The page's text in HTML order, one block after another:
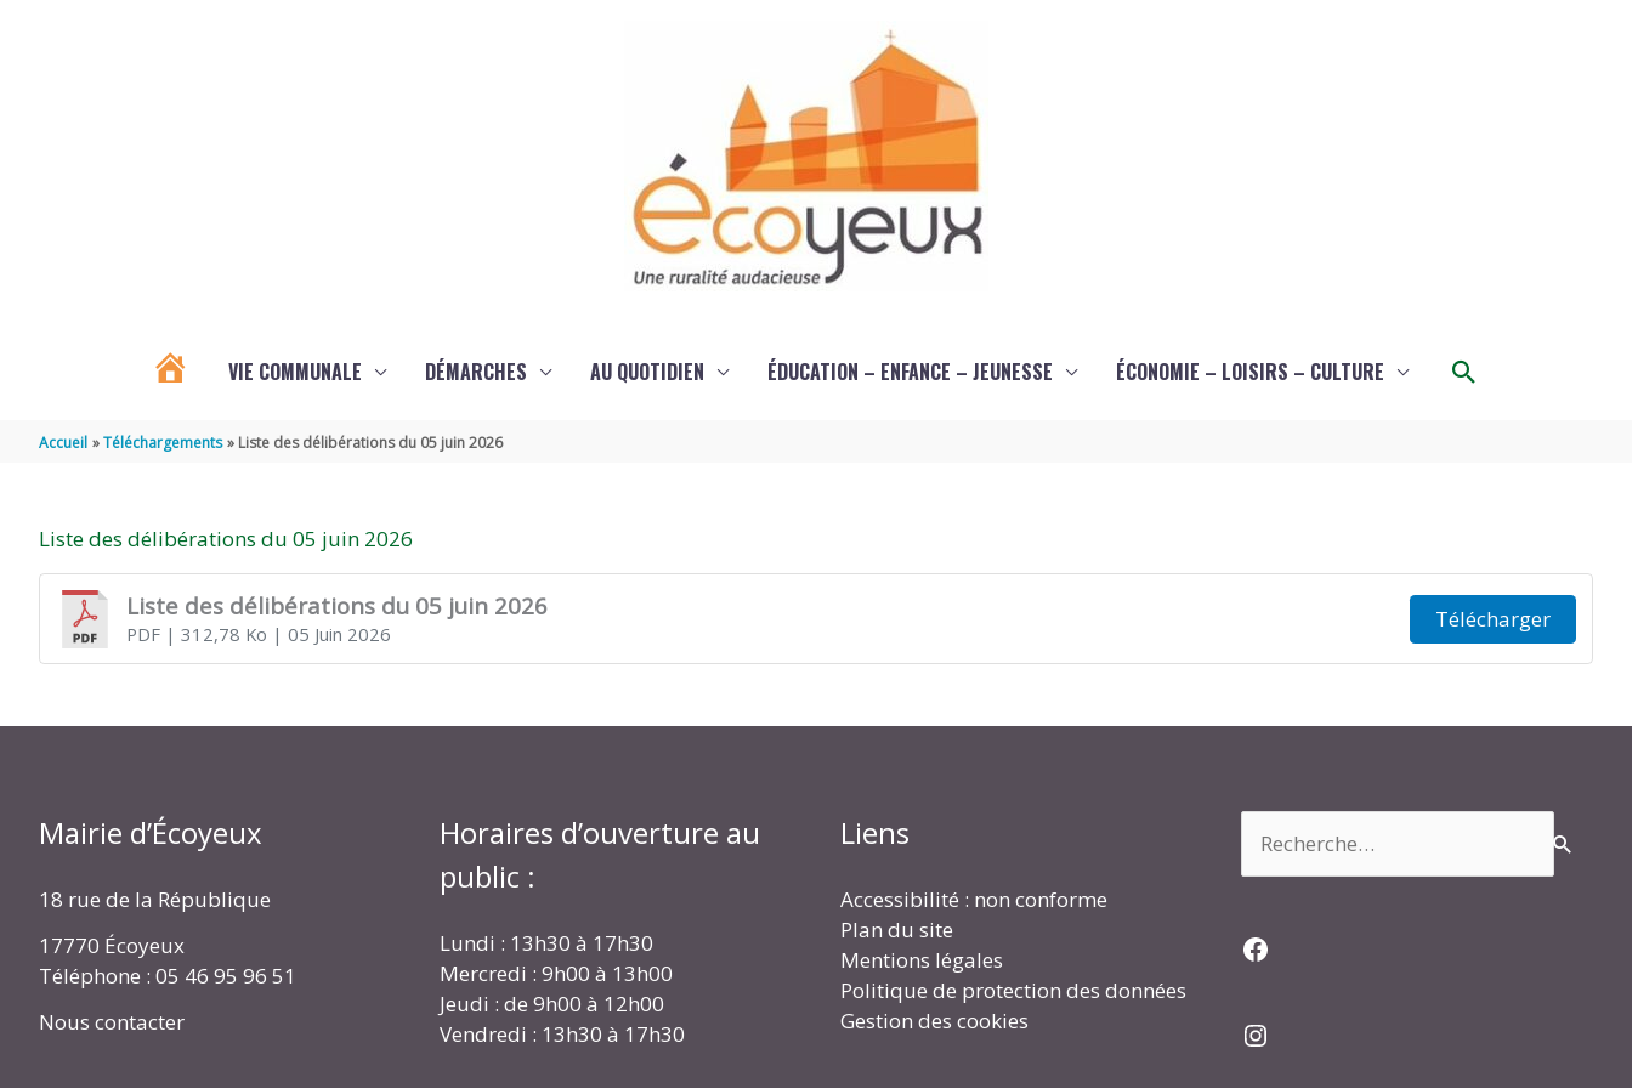
VIE COMMUNALE DÉMARCHES AU QUOTIDIEN ÉDUCATION – ENFANCE – JEUNESSE ÉCONOMIE – LOISIRS – CULTURE Rechercher
Accueil Téléchargements Liste des délibérations du 05 juin 2026
Liste des délibérations du 05 juin 2026
Liste des délibérations du 05 juin 2026
PDF| 312,78 Ko | 05 Juin 2026
Télécharger
Mairie d’Écoyeux
18 rue de la République
17770 Écoyeux
Téléphone : 05 46 95 96 51
Nous contacter
Horaires d’ouverture au
public :
Lundi : 13h30 à 17h30
Mercredi : 9h00 à 13h00
Jeudi : de 9h00 à 12h00
Vendredi : 13h30 à 17h30
Liens
Accessibilité : non conforme
Plan du site
Mentions légales
Politique de protection des données
Gestion des cookies
Facebook
Instagram